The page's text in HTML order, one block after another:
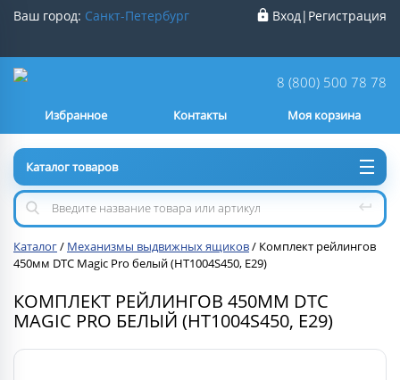
Ваш город: Санкт-Петербург
Нет
Вход| Регистрация
8 (800) 500 78 78
Контакты
Избранное Моя корзина
Каталог товаров
Каталог/ Механизмы выдвижных ящиков/ Комплект рейлингов
450мм DTC Magic Pro белый (HT1004S450, E29)
КОМПЛЕКТ РЕЙЛИНГОВ 450ММ DTC
MAGIC PRO БЕЛЫЙ (HT1004S450, E29)